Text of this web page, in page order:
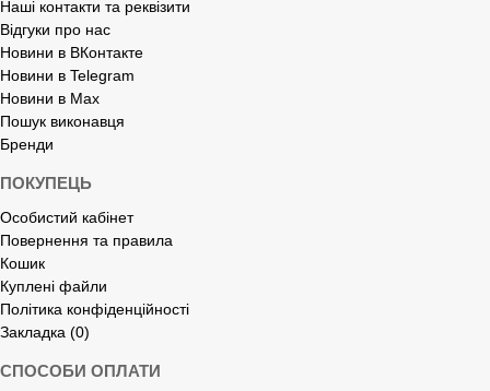
Наші контакти та реквізити
Відгуки про нас
Новини в ВКонтакте
Новини в Telegram
Новини в Max
Пошук виконавця
Бренди
ПОКУПЕЦЬ
Особистий кабінет
Повернення та правила
Кошик
Куплені файли
Політика конфіденційності
Закладка (0)
СПОСОБИ ОПЛАТИ